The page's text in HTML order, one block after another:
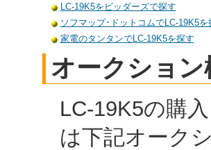
LC-19K5をビッダーズで探す
ソフマップ･ドットコムでLC-19K5を
家電のタンタンでLC-19K5を探す
オークション
LC-19K5の購
は下記オーク